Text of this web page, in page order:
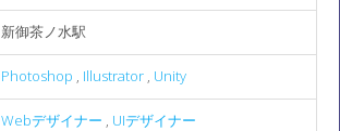
新御茶ノ水駅
Photoshop , Illustrator , Unity
Webデザイナー , UIデザイナー